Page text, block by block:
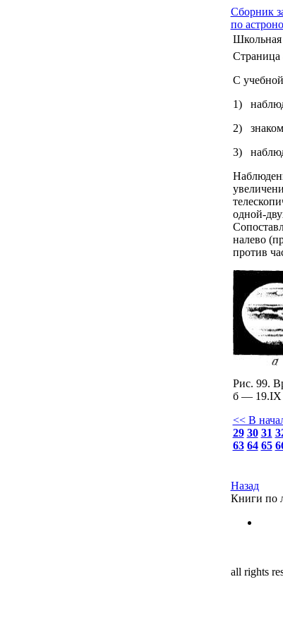
Сборник
по
Школьная
Страница
С
1)
2)
3)
одной-
налево
против
Рис. 99.
б — 19.IX
<< В
29 30 31
63 64 65
Назад
Книги по
all rights